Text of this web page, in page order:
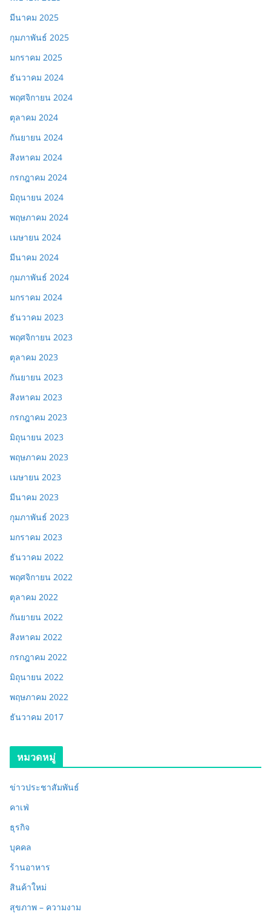
มีนาคม 2025
กุมภาพันธ์ 2025
มกราคม 2025
ธันวาคม 2024
พฤศจิกายน 2024
ตุลาคม 2024
กันยายน 2024
สิงหาคม 2024
กรกฎาคม 2024
มิถุนายน 2024
พฤษภาคม 2024
เมษายน 2024
มีนาคม 2024
กุมภาพันธ์ 2024
มกราคม 2024
ธันวาคม 2023
พฤศจิกายน 2023
ตุลาคม 2023
กันยายน 2023
สิงหาคม 2023
กรกฎาคม 2023
มิถุนายน 2023
พฤษภาคม 2023
เมษายน 2023
มีนาคม 2023
กุมภาพันธ์ 2023
มกราคม 2023
ธันวาคม 2022
พฤศจิกายน 2022
ตุลาคม 2022
กันยายน 2022
สิงหาคม 2022
กรกฎาคม 2022
มิถุนายน 2022
พฤษภาคม 2022
ธันวาคม 2017
หมวดหมู่
ข่าวประชาสัมพันธ์
คาเฟ่
ธุรกิจ
บุคคล
ร้านอาหาร
สินค้าใหม่
สุขภาพ – ความงาม